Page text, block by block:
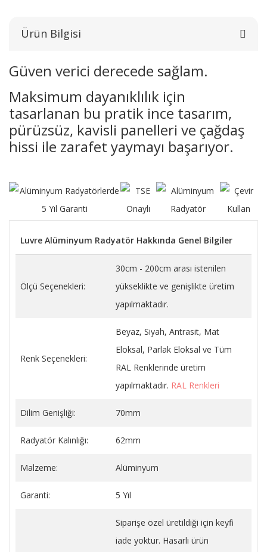
Ürün Bilgisi
Güven verici derecede sağlam.
Maksimum dayanıklılık için
tasarlanan bu pratik ince tasarım,
pürüzsüz, kavisli panelleri ve çağdaş
hissi ile zarafet yaymayı başarıyor.
Luvre Alüminyum Radyatör Hakkında Genel Bilgiler
Ölçü Seçenekleri:
30cm - 200cm arası istenilen
yükseklikte ve genişlikte üretim
yapılmaktadır.
Renk Seçenekleri:
Beyaz, Siyah, Antrasit, Mat
Eloksal, Parlak Eloksal ve Tüm
RAL Renklerinde üretim
yapılmaktadır. RAL Renkleri
Dilim Genişliği: 70mm
Radyatör Kalınlığı: 62mm
Malzeme: Alüminyum
Garanti: 5 Yıl
Siparişe özel üretildiği için keyfi
iade yoktur. Hasarlı ürün